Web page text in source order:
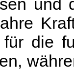
und
die